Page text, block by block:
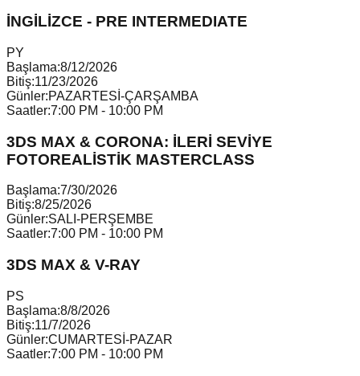
İNGİLİZCE - PRE INTERMEDIATE
PY
Başlama:8/12/2026
Bitiş:11/23/2026
Günler:PAZARTESİ-ÇARŞAMBA
Saatler:7:00 PM - 10:00 PM
3DS MAX & CORONA: İLERİ SEVİYE
FOTOREALİSTİK MASTERCLASS
Başlama:7/30/2026
Bitiş:8/25/2026
Günler:SALI-PERŞEMBE
Saatler:7:00 PM - 10:00 PM
3DS MAX & V-RAY
PS
Başlama:8/8/2026
Bitiş:11/7/2026
Günler:CUMARTESİ-PAZAR
Saatler:7:00 PM - 10:00 PM